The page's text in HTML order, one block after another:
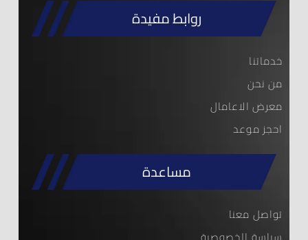
روابط مفيدة
خدماتنا
من نحن
معرض الاعامال
احجز موعد
مساعدة
تواصل معنا